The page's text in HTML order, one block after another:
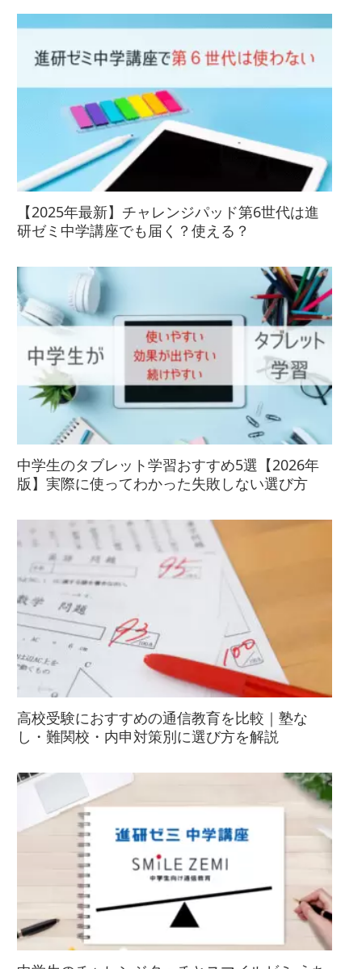
【2025年最新】チャレンジパッド第6世代は進
研ゼミ中学講座でも届く？使える？
中学生のタブレット学習おすすめ5選【2026年
版】実際に使ってわかった失敗しない選び方
高校受験におすすめの通信教育を比較｜塾な
し・難関校・内申対策別に選び方を解説